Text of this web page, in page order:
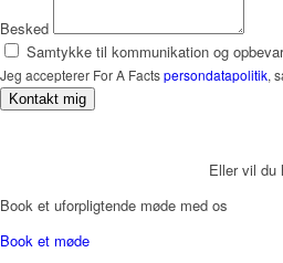
Besked
Samtykke til kommunikation og
Jeg accepterer For A Factspersondatapolitik,
Kontakt mig
Eller vil du
Book et uforpligtende møde med os
Book et møde